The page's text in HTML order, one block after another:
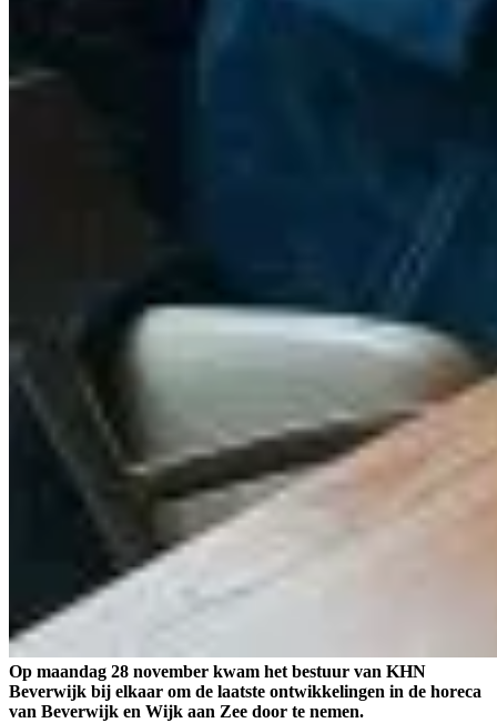
Op maandag 28 november kwam het bestuur van KHN
Beverwijk bij elkaar om de laatste ontwikkelingen in de horeca
van Beverwijk en Wijk aan Zee door te nemen.